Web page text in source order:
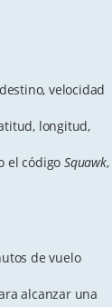
velocidad
longitud,
el código Squawk,
de vuelo
alcanzar una